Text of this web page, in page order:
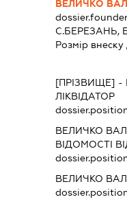
ВЕЛИЧКО
С.БЕРЕЗАНЬ,
Розмір
[ПРІЗВИЩЕ] -
ЛІКВІДАТОР
ВЕЛИЧКО
ВІДОМОСТІ
ВЕЛИЧКО